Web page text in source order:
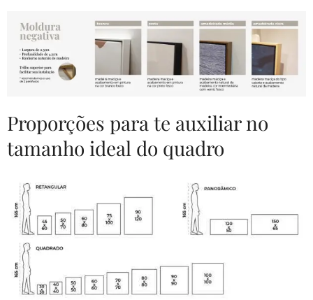
Proporções para te auxiliar no
tamanho ideal do quadro